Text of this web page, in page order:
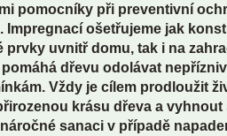
pomocníky při preventivní
Impregnací ošetřujeme jak
prvky uvnitř domu, tak i na
dřevu odolávat
Vždy je cílem prodloužit
krásu dřeva a vyhnout
sanaci v případě